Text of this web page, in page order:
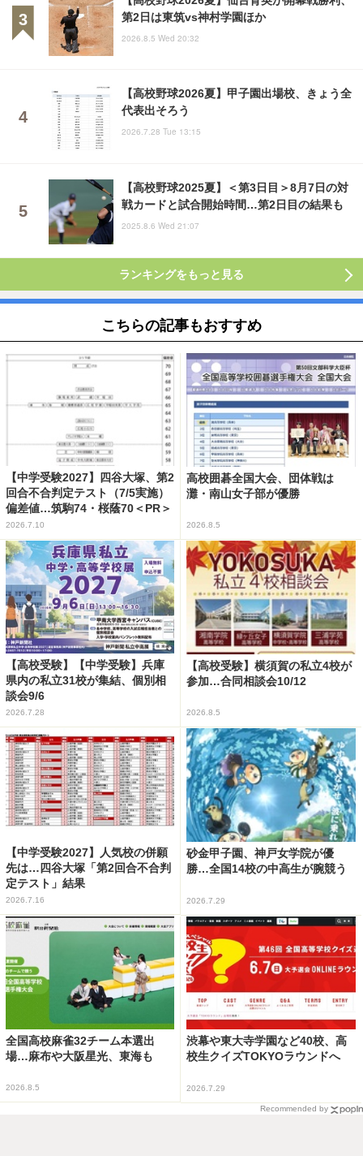
第2日は東筑vs神村学園ほか
2026.8.5 Wed 20:32
【高校野球2026夏】甲子園出場校、きょう全
代表出そろう
2026.7.28 Tue 13:15
【高校野球2025夏】＜第3日目＞8月7日の対
戦カードと試合開始時間…第2日目の結果も
2025.8.6 Wed 21:07
ランキングをもっと見る
こちらの記事もおすすめ
【中学受験2027】四谷大塚、第2
回合不合判定テスト（7/5実施）
偏差値…筑駒74・桜蔭70＜PR＞
2026.7.10
高校囲碁全国大会、団体戦は
灘・南山女子部が優勝
2026.8.5
【高校受験】【中学受験】兵庫
県内の私立31校が集結、個別相
談会9/6
2026.7.28
【高校受験】横須賀の私立4校が
参加…合同相談会10/12
2026.8.5
【中学受験2027】人気校の併願
先は…四谷大塚「第2回合不合判
定テスト」結果
2026.7.16
砂金甲子園、神戸女学院が優
勝…全国14校の中高生が腕競う
2026.7.29
全国高校麻雀32チーム本選出
場…麻布や大阪星光、東海も
2026.8.5
渋幕や東大寺学園など40校、高
校生クイズTOKYOラウンドへ
2026.7.29
Recommended by